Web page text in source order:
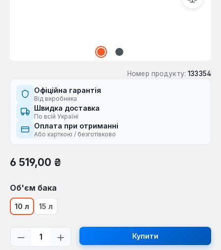
Номер продукту: 133354
Офіційна гарантія
Від виробника
Швидка доставка
По всій Україні
Оплата при отриманні
Або карткою / безготівково
Звичайна ціна:
6 519,00 ₴
Виберіть
Об'єм бака
10 л 15 л
Кількість товару: Введіть потрібну
Купити